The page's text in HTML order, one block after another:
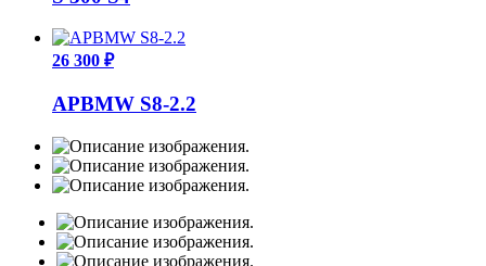
26 300 ₽
APBMW S8-2.2